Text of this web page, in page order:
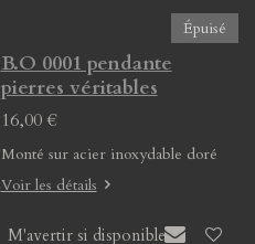
Épuisé
B.O 0001 pendante
pierres véritables
16,00 €
Monté sur acier inoxydable doré
Voir les détails
M'avertir si disponible